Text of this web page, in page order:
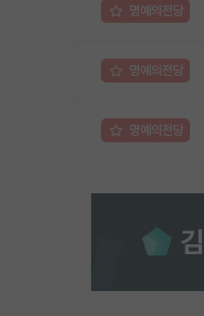
명예의전당
명예의전당
명예의전당